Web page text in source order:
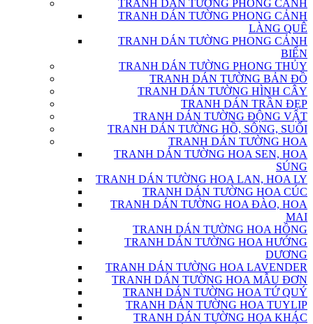
TRANH DÁN TƯỜNG PHONG CẢNH
TRANH DÁN TƯỜNG PHONG CẢNH
LÀNG QUÊ
TRANH DÁN TƯỜNG PHONG CẢNH
BIỂN
TRANH DÁN TƯỜNG PHONG THỦY
TRANH DÁN TƯỜNG BẢN ĐỒ
TRANH DÁN TƯỜNG HÌNH CÂY
TRANH DÁN TRẦN ĐẸP
TRANH DÁN TƯỜNG ĐỘNG VẬT
TRANH DÁN TƯỜNG HỒ, SÔNG, SUỐI
TRANH DÁN TƯỜNG HOA
TRANH DÁN TƯỜNG HOA SEN, HOA
SÚNG
TRANH DÁN TƯỜNG HOA LAN, HOA LY
TRANH DÁN TƯỜNG HOA CÚC
TRANH DÁN TƯỜNG HOA ĐÀO, HOA
MAI
TRANH DÁN TƯỜNG HOA HỒNG
TRANH DÁN TƯỜNG HOA HƯỚNG
DƯƠNG
TRANH DÁN TƯỜNG HOA LAVENDER
TRANH DÁN TƯỜNG HOA MẪU ĐƠN
TRANH DÁN TƯỜNG HOA TỨ QUÝ
TRANH DÁN TƯỜNG HOA TUYLIP
TRANH DÁN TƯỜNG HOA KHÁC